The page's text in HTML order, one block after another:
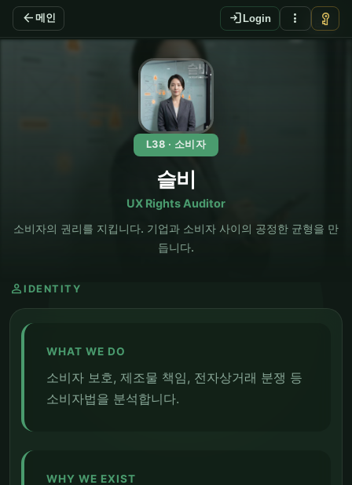
arrow_back 메인 login Login more_vert vpn_key
EN
L38 · 소비자
슬비
UX Rights Auditor
소비자의 권리를 지킵니다. 기업과 소비자 사이의 공정한 균형을 만
듭니다.
person IDENTITY
WHAT WE DO
소비자 보호, 제조물 책임, 전자상거래 분쟁 등
소비자법을 분석합니다.
WHY WE EXIST